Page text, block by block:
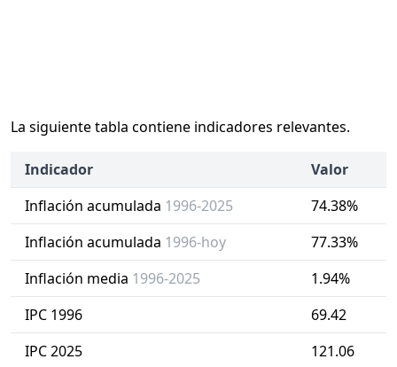
La siguiente tabla contiene indicadores relevantes.
Indicador
Valor
Inflación acumulada 1996-2025
74.38%
Inflación acumulada 1996-hoy
77.33%
Inflación media 1996-2025
1.94%
IPC 1996
69.42
IPC 2025
121.06